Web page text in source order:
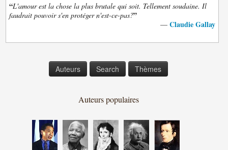
“L'amour est la chose la plus brutale qui soit. Tellement soudaine. Il
faudrait pouvoir s'en protéger n'est-ce-pas?”
— Claudie Gallay
Auteurs Search Thèmes
Auteurs populaires